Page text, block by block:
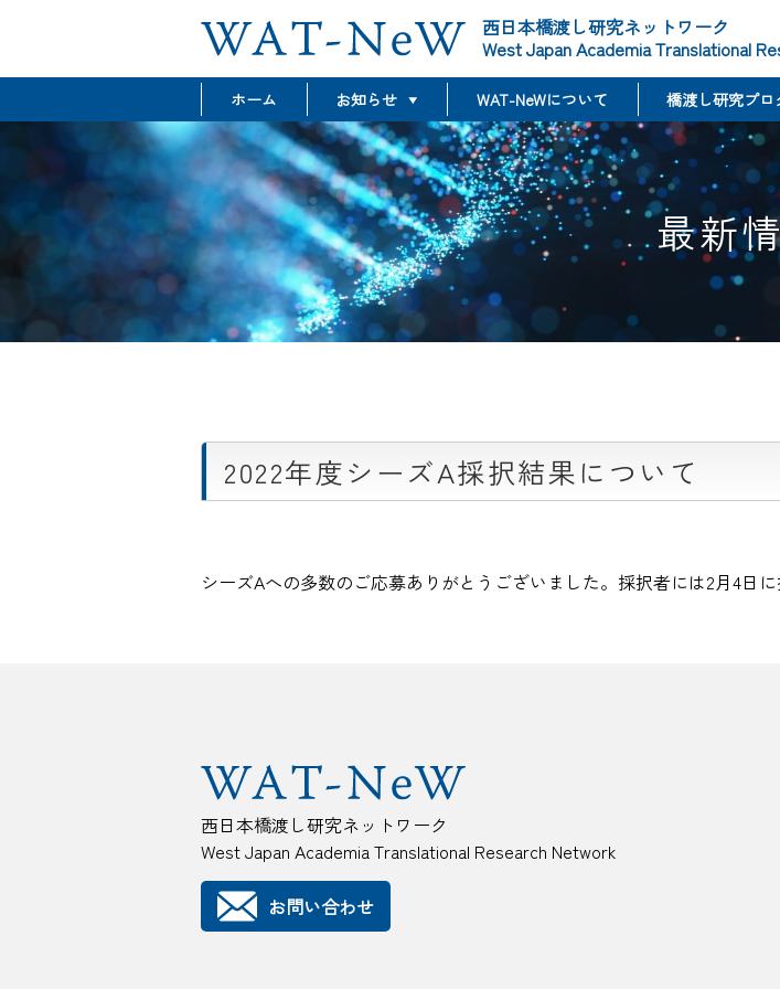
西日本橋渡し研究ネットワーク
West Japan Academia Translational
ホーム お知らせ
最新情報
グラント情報
イベント情報
WAT-NeWについて 橋渡し研究プロ
最新
2022年度シーズA採択結果について
シーズAへの多数のご応募ありがとうございました。採択者には2月4日
西日本橋渡し研究ネットワーク
West Japan Academia Translational Research Network
お問い合わせ